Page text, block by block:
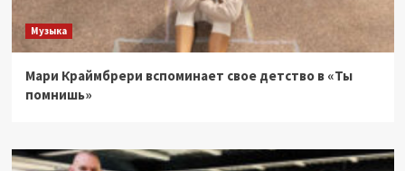
Музыка
Мари Краймбрери вспоминает свое детство в «Ты
помнишь»